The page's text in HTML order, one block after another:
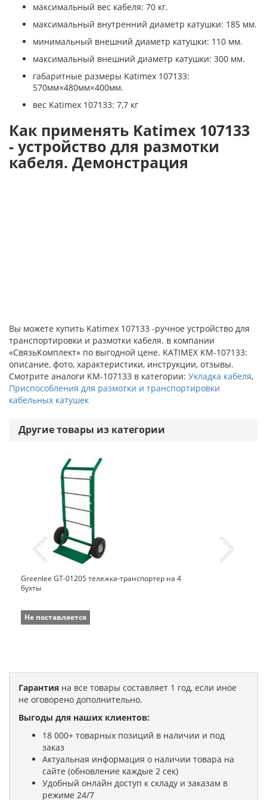
максимальный вес кабеля: 70 кг.
максимальный внутренний диаметр катушки: 185 мм.
минимальный внешний диаметр катушки: 110 мм.
максимальный внешний диаметр катушки: 300 мм.
габаритные размеры Katimex 107133:
570мм×480мм×400мм.
вес Katimex 107133: 7,7 кг
Как применять Katimex 107133
- устройство для размотки
кабеля. Демонстрация
Вы можете купить Katimex 107133 -ручное устройство для
транспортировки и размотки кабеля. в компании
«СвязьКомплект» по выгодной цене. KATIMEX KM-107133:
описание, фото, характеристики, инструкции, отзывы.
Смотрите аналоги KM-107133 в категории: Укладка кабеля,
Приспособления для размотки и транспортировки
кабельных катушек
Другие товары из категории
Greenlee GT-01205 тележка-транспортер на 4
бухты
Не поставляется
Гарантия на все товары составляет 1 год, если иное
не оговорено дополнительно.
Выгоды для наших клиентов:
18 000+ товарных позиций в наличии и под
заказ
Актуальная информация о наличии товара на
сайте (обновление каждые 2 сек)
Удобный онлайн доступ к складу и заказам в
режиме 24/7